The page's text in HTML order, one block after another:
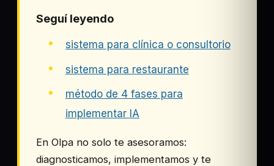
Seguí leyendo
sistema para clínica o consultorio
sistema para restaurante
método de 4 fases para
implementar IA
En Olpa no solo te asesoramos:
diagnosticamos, implementamos y te